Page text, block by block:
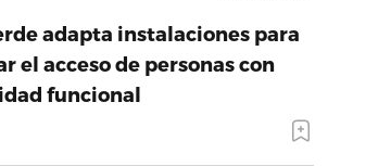
adapta instalaciones para
el acceso de personas con
funcional